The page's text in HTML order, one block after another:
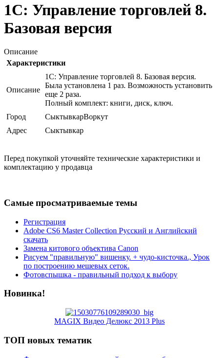
1С: Управление торговлей 8.
Базовая версия
Описание
Характеристики
Описание
1С: Управление торговлей 8. Базовая версия.
Была установлена 1 раз. Возможность установить
еще 2 раза.
Полный комплект: книги, диск, ключ.
Город
СыктывкарВоркут
Адрес
Сыктывкар
Перед покупкой уточняйте технические характеристики и
комплектацию у продавца
Самые просматриваемые темы
Регистрация
Adobe CS6 Master Collection Русский и Английский
скачать
Замена китового объектива Canon
Рисуем "правильную" вишенку. + чудо-кисточка., Урок
по построению мешевых сеток.
Фотовспышка - правильный подход к выбору
Новинка!
MAGIX Видео Делюкс 2013 Plus
ТОП новых тематик